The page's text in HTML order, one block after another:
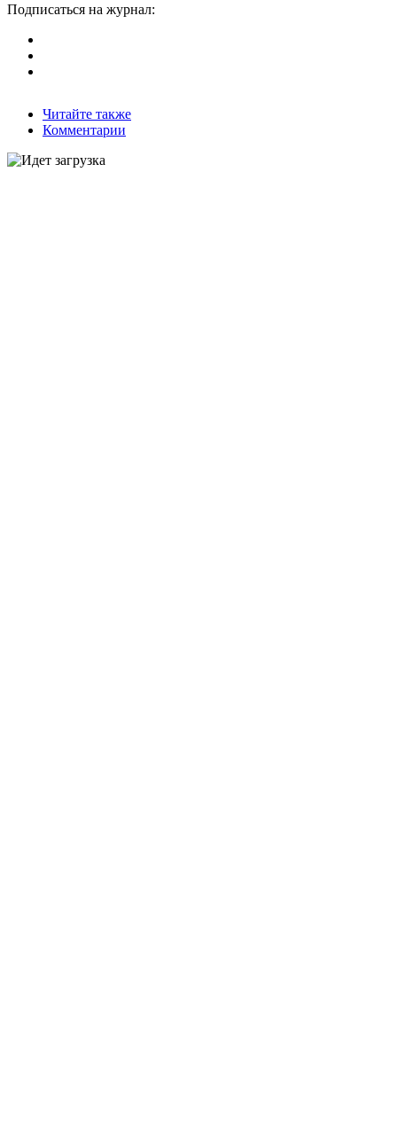
Подписаться на журнал:
Читайте также
Комментарии